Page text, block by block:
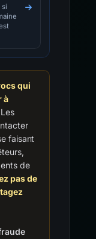
si
qui
à
Les
faisant
de
pas de